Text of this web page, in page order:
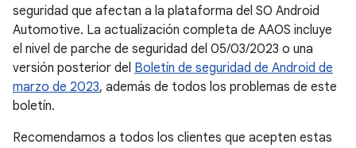
seguridad que afectan a la plataforma del SO Android
Automotive. La actualización completa de AAOS incluye
el nivel de parche de seguridad del 05/03/2023 o una
versión posterior del Boletín de seguridad de Android de
marzo de 2023, además de todos los problemas de este
boletín.
Recomendamos a todos los clientes que acepten estas